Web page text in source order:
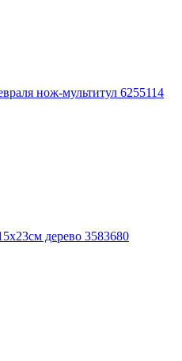
нож-мультитул 6255114
дерево 3583680